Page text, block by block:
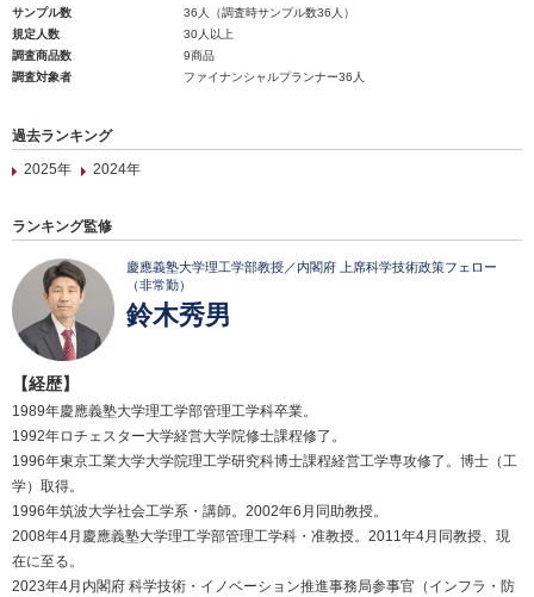
サンプル数
36人（調査時サンプル数36人）
規定人数
30人以上
調査商品数
9商品
調査対象者
ファイナンシャルプランナー36人
過去ランキング
2025年
2024年
ランキング監修
慶應義塾大学理工学部教授／内閣府 上席科学技術政策フェロー
（非常勤）
鈴木秀男
【経歴】
1989年慶應義塾大学理工学部管理工学科卒業。
1992年ロチェスター大学経営大学院修士課程修了。
1996年東京工業大学大学院理工学研究科博士課程経営工学専攻修了。博士（工
学）取得。
1996年筑波大学社会工学系・講師。2002年6月同助教授。
2008年4月慶應義塾大学理工学部管理工学科・准教授。2011年4月同教授、現
在に至る。
2023年4月内閣府 科学技術・イノベーション推進事務局参事官（インフラ・防